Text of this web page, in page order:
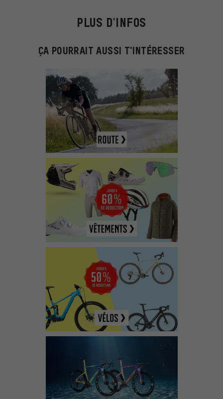
PLUS D'INFOS
ÇA POURRAIT AUSSI T'INTÉRESSER